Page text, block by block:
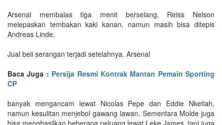
Arsenal membalas tiga menit berselang. Reiss Nelson
melepaskan tembakan kaki kanan, namun masih bisa ditepis
Andreas Linde.
Jual beli serangan terjadi setelahnya. Arsenal
Baca Juga : Persija Resmi Kontrak Mantan Pemain Sporting
CP
banyak mengancam lewat Nicolas Pepe dan Eddie Nketiah,
namun kesulitan menjebol gawang lawan. Sementara Molde juga
bisa menghasilkan beberapa peluang lewat Leke James, tapi juga